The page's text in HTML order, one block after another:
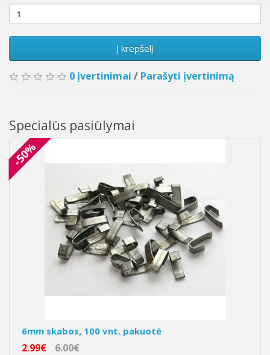
Į krepšelį
0 įvertinimai / Parašyti įvertinimą
Specialūs pasiūlymai
-50%
6mm skabos, 100 vnt. pakuotė
2.99€ 6.00€